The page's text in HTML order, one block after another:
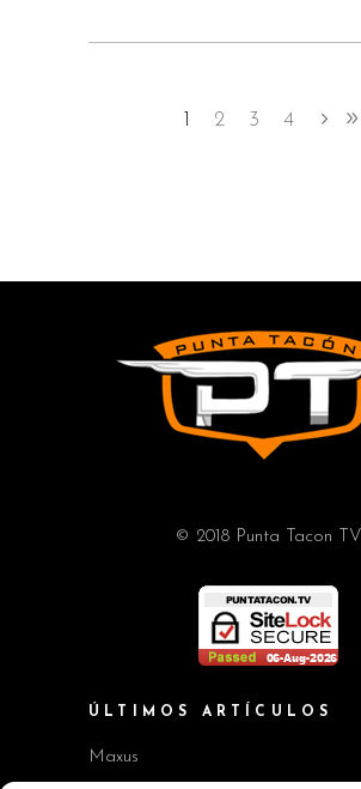
2 3 4
© 2018 Punta Tacon TV
ÚLTIMOS ARTÍCULOS
Maxus